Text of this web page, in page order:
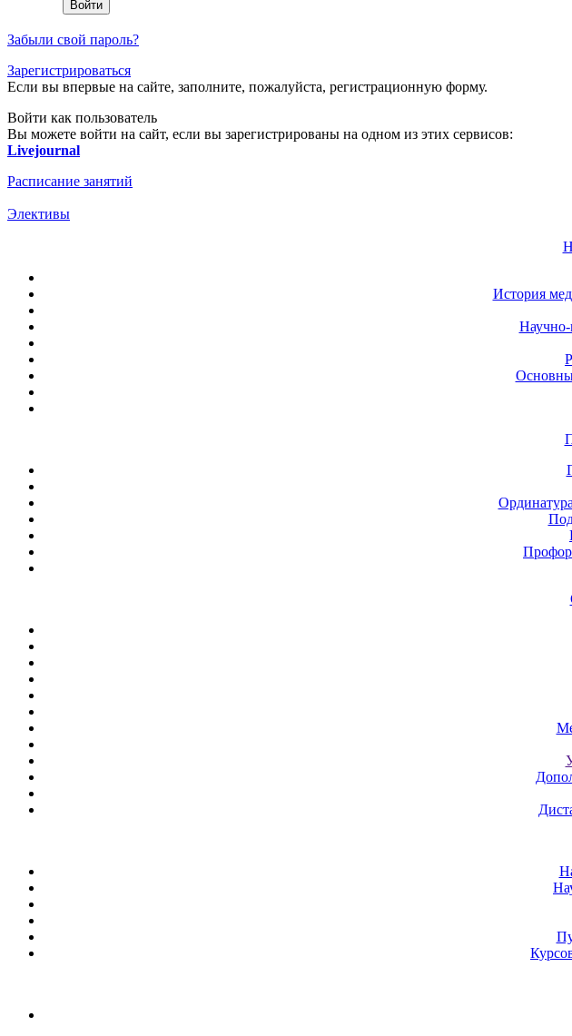
Забыли свой пароль?
Зарегистрироваться
Если вы впервые на сайте, заполните, пожалуйста, регистрационную форму.
Войти как пользователь
Вы можете войти на сайт, если вы зарегистрированы на одном из этих сервисов:
Livejournal
Расписание занятий
Элективы
История
Научно-